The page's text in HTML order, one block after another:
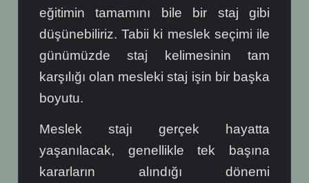
eğitimin tamamını bile bir staj gibi
düşünebiliriz. Tabii ki meslek seçimi ile
günümüzde staj kelimesinin tam
karşılığı olan mesleki staj işin bir başka
boyutu.
Meslek stajı gerçek hayatta
yaşanılacak, genellikle tek başına
kararların alındığı dönemi